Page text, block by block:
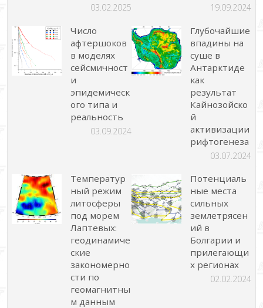
03.02.2025 19.09.2024
Число
афтершоков
в моделях
сейсмичност
и
эпидемическ
ого типа и
реальность
03.09.2024
Глубочайшие
впадины на
суше в
Антарктиде
как
результат
Кайнозойско
й
активизации
рифтогенеза
03.07.2024
Температур
ный режим
литосферы
под морем
Лаптевых:
геодинамиче
ские
закономерно
сти по
геомагнитны
м данным
Потенциаль
ные места
сильных
землетрясен
ий в
Болгарии и
прилегающи
х регионах
02.02.2024